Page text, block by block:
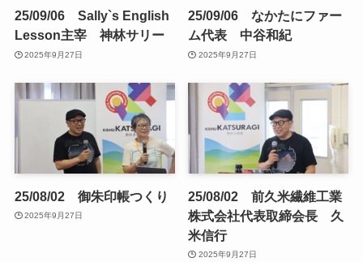
25/09/06 Sally`s English
Lesson主宰 神林サリー
2025年9月27日
25/09/06 なかたにファー
ム代表 中谷和紀
2025年9月27日
25/08/02 御朱印帳つくり
2025年9月27日
25/08/02 前久米繊維工業
株式会社代表取締会長 久
米信行
2025年9月27日